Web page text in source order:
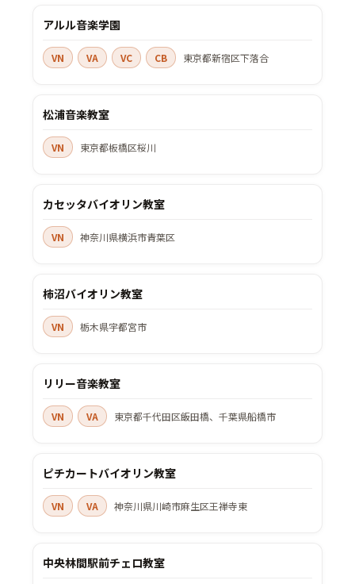
アルル音楽学園
VN VA VC CB 東京都新宿区下落合
松浦音楽教室
VN 東京都板橋区桜川
カセッタバイオリン教室
VN 神奈川県横浜市青葉区
柿沼バイオリン教室
VN 栃木県宇都宮市
リリー音楽教室
VN VA 東京都千代田区飯田橋、千葉県船橋市
ピチカートバイオリン教室
VN VA 神奈川県川崎市麻生区王禅寺東
中央林間駅前チェロ教室